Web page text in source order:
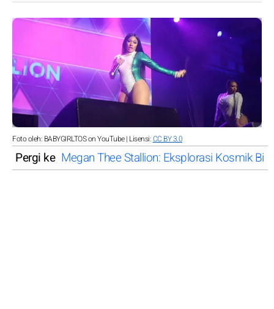
Foto oleh: BABYGIRLTOS on YouTube | Lisensi:CC BY 3.0
Pergi ke Megan Thee Stallion: Eksplorasi Kosmik